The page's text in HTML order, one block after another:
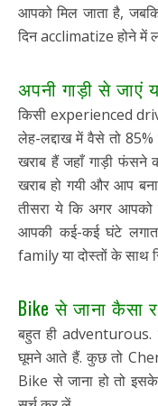
आपको मिल जाता है,
दिन acclimatize होने में
अपनी गाड़ी से जाएं
किसी experienced
लेह-लद्दाख में वैसे तो
खराब हैं जहाँ गाड़ी फंसने
खराब हो गयी और आप
तीसरा ये कि अगर आपको
आपकी कई-कई घंटे
family या दोस्तों के साथ
Bike से जाना कैसा
बहुत ही adventurous.
घूमने आते हैं. कुछ तो
Bike से जाना हो तो